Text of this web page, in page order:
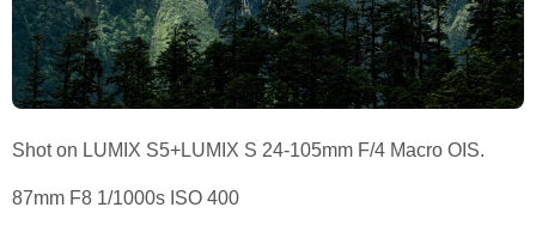
Shot on LUMIX S5+LUMIX S 24-105mm F/4 Macro OIS.
87mm F8 1/1000s ISO 400